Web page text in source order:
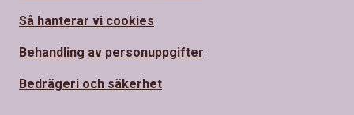
Så hanterar vi cookies
Behandling av personuppgifter
Bedrägeri och säkerhet